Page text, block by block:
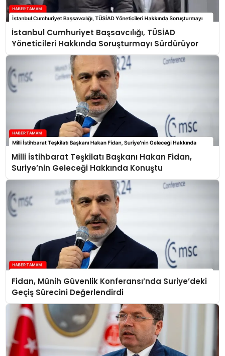
İstanbul Cumhuriyet Başsavcılığı, TÜSİAD
Yöneticileri Hakkında Soruşturmayı Sürdürüyor
Milli İstihbarat Teşkilatı Başkanı Hakan Fidan,
Suriye’nin Geleceği Hakkında Konuştu
Fidan, Münih Güvenlik Konferansı’nda Suriye’deki
Geçiş Sürecini Değerlendirdi